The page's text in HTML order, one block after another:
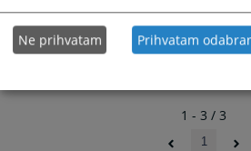
1 - 3 / 3
1
Ne prihvatam Prihvatam